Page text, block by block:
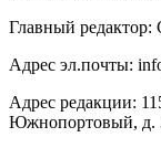
Главный редактор:
Адрес эл.почты:
Адрес редакции:
Южнопортовый, д.